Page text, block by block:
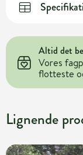
Altid det
Vores
flotteste
Lignende